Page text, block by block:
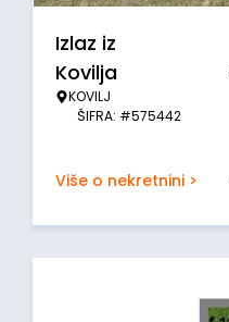
Izlaz iz
Kovilja
KOVILJ
ŠIFRA: #575442
Više o nekretnini >